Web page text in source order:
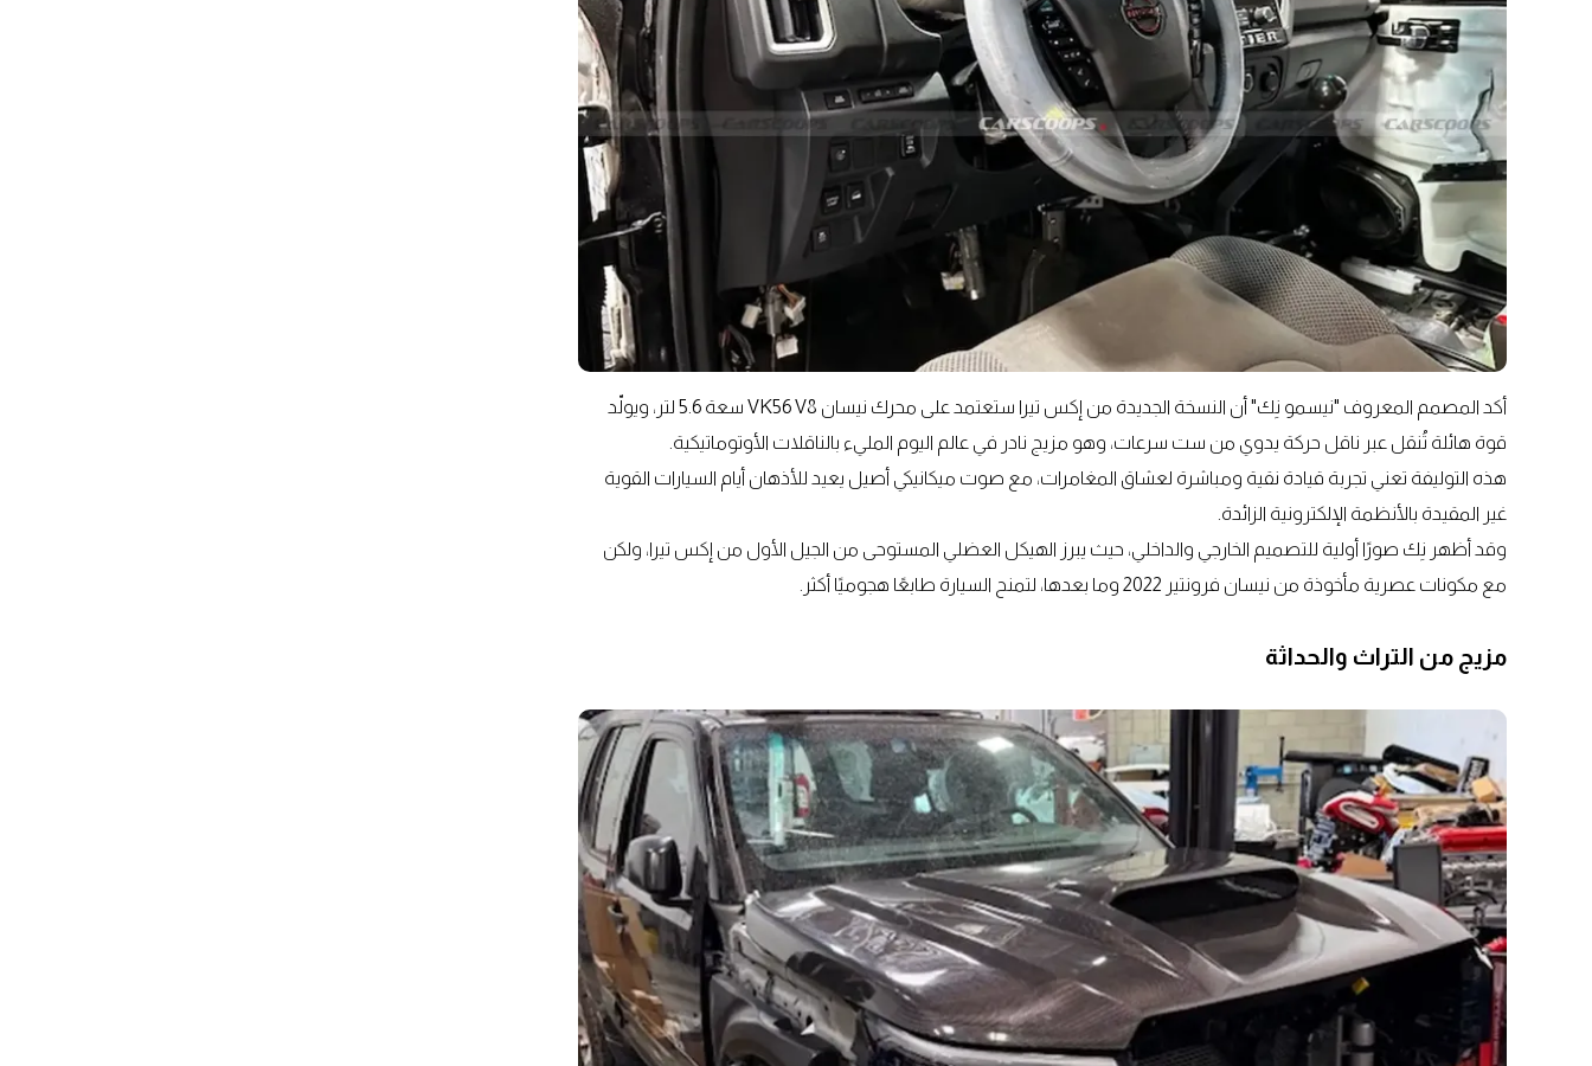
أكد المصمم المعروف "نيسمو نِك" أن النسخة الجديدة من إكس تيرا ستعتمد على محرك نيسان VK56 V8 سعة 5.6 لتر، ويولّد
قوة هائلة تُنقل عبر ناقل حركة يدوي من ست سرعات، وهو مزيج نادر في عالم اليوم المليء بالناقلات الأوتوماتيكية.
هذه التوليفة تعني تجربة قيادة نقية ومباشرة لعشاق المغامرات، مع صوت ميكانيكي أصيل يعيد للأذهان أيام السيارات القوية
غير المقيدة بالأنظمة الإلكترونية الزائدة.
وقد أظهر نِك صورًا أولية للتصميم الخارجي والداخلي، حيث يبرز الهيكل العضلي المستوحى من الجيل الأول من إكس تيرا، ولكن
مع مكونات عصرية مأخوذة من نيسان فرونتير 2022 وما بعدها، لتمنح السيارة طابعًا هجوميًا أكثر.
مزيج من التراث والحداثة